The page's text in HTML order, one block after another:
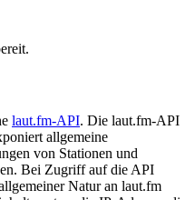
laut.fm-API. Die laut.fm-API
allgemeine
von Stationen und
Bei Zugriff auf die API
Natur an laut.fm